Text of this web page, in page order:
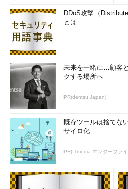
DDoS攻撃（
とは
未来を一緒に…顧客
クする場所へ
PR(dentsu Japan)
既存ツールは捨てな
サイロ化
PR(ITmedia エンタープラ